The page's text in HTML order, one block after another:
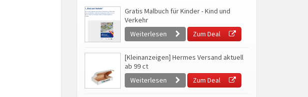
Gratis Malbuch für Kinder - Kind und
Verkehr
Weiterlesen
Zum Deal
[Kleinanzeigen] Hermes Versand aktuell
ab 99 ct
Weiterlesen
Zum Deal